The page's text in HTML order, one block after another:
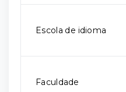
Escola de idioma
Faculdade